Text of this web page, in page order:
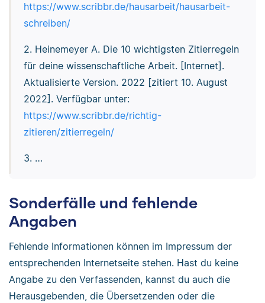
https://www.scribbr.de/hausarbeit/hausarbeit-
schreiben/
2. Heinemeyer A. Die 10 wichtigsten Zitierregeln
für deine wissenschaftliche Arbeit. [Internet].
Aktualisierte Version. 2022 [zitiert 10. August
2022]. Verfügbar unter:
https://www.scribbr.de/richtig-
zitieren/zitierregeln/
3. …
Sonderfälle und fehlende
Angaben
Fehlende Informationen können im Impressum der
entsprechenden Internetseite stehen. Hast du keine
Angabe zu den Verfassenden, kannst du auch die
Herausgebenden, die Übersetzenden oder die